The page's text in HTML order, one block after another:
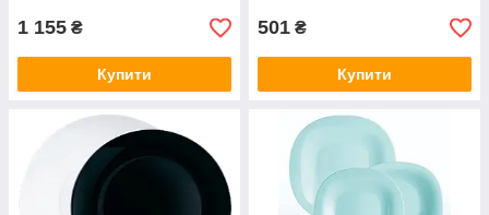
1 155 ₴
Купити
501 ₴
Купити